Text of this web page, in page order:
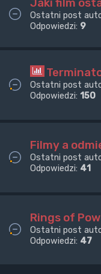
Ostatni post
Odpowiedzi: 9
Ostatni post
Odpowiedzi: 150
Filmy a
Ostatni post
Odpowiedzi: 41
Rings of
Ostatni post
Odpowiedzi: 47